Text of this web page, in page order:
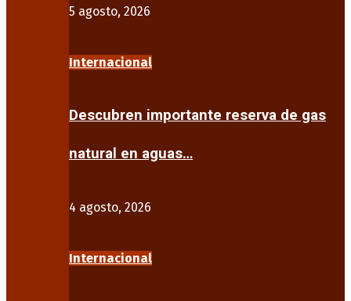
5 agosto, 2026
Internacional
Descubren importante reserva de gas
natural en aguas…
4 agosto, 2026
Internacional